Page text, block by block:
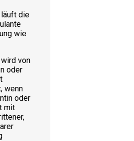
die
wie
von
oder
wenn
oder
mit